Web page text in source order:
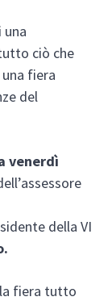
ciò che
fiera
del
venerdì
della VI
fiera tutto